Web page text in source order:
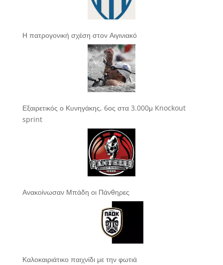
Η πατρογονική σχέση στον Αιγινιακό
Εξαιρετικός ο Κυνηγάκης, 6ος στα 3.000μ Knockout
sprint
Ανακοίνωσαν Μπάδη οι Πάνθηρες
Καλοκαιριάτικο παιχνίδι με την φωτιά